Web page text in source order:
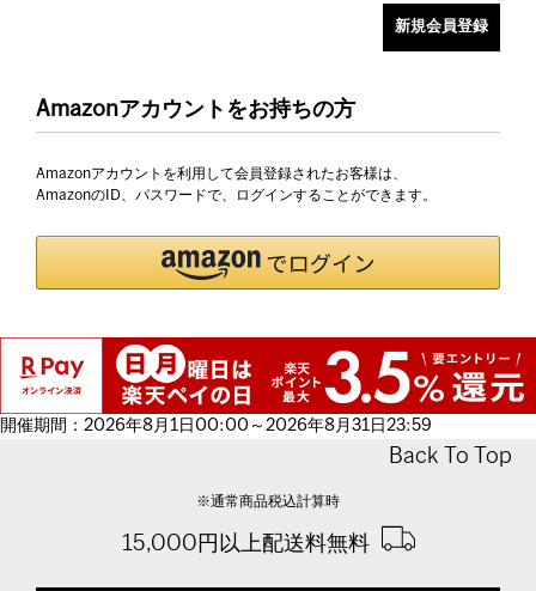
Amazonアカウントをお持ちの方
Amazonアカウントを利用して会員登録されたお客様は、
AmazonのID、パスワードで、ログインすることができます。
開催期間：2026年8月1日00:00～2026年8月31日23:59
Back To Top
※通常商品税込計算時
15,000円以上配送料無料